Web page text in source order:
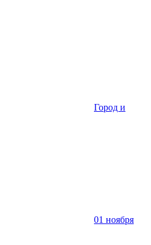
Город и
01 ноября